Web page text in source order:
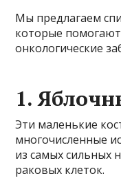
Мы предлагаем
которые
онкологические
1.
Эти маленькие
многочисленные
из самых сильных
раковых клеток.